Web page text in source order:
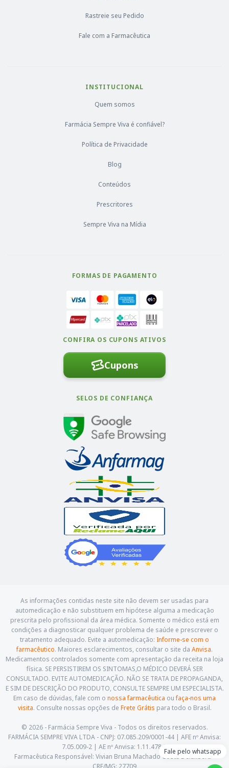
Fale pelo whatsapp
As informações contidas neste site não devem ser usadas para
automedicação e não substituem em hipótese alguma a medicação
prescrita pelo profissional da área médica. Somente o médico está em
condições a diagnosticar qualquer problema de saúde e prescrever o
tratamento adequado. Evite a automedicação: Informe-se com o
farmacêutico. Maiores esclarecimentos, consultar o site da Anvisa.
Medicamentos controlados somente com apresentação da receita na loja
física. SE PERSISTIREM OS SINTOMAS,O MÉDICO DEVERÁ SER
CONSULTADO. EVITE AUTOMEDICAÇÃO. NÃO SE TRATA DE PROPAGANDA,
E SIM DE DESCRIÇÃO DO PRODUTO, CONSULTE SEMPRE UM ESPECIALISTA.
Em caso de dúvidas, fale com o nossa farmacêutica oufaça-nos uma
visita. Consulte nossas opções de Frete Grátis para todo o Brasil.
© 2026 - Farmácia Sempre Viva - Todos os direitos reservados.
FARMÁCIA SEMPRE VIVA LTDA - CNPJ: 07.085.209/0001-44 | AFE nº Anvisa:
7.05.009-2 | AE nº Anvisa: 1.11.478-5
Farmacêutica Responsável: Vivian Bruna Machado Costa Delalibera -
CRF/MG: 27709
Rastreie seu Pedido
Fale com a Farmacêutica
INSTITUCIONAL
Quem somos
Farmácia Sempre Viva é confiável?
Política de Privacidade
Blog
Conteúdos
Prescritores
Sempre Viva na Mídia
FORMAS DE PAGAMENTO
CONFIRA OS CUPONS ATIVOS
Cupons
SELOS DE CONFIANÇA